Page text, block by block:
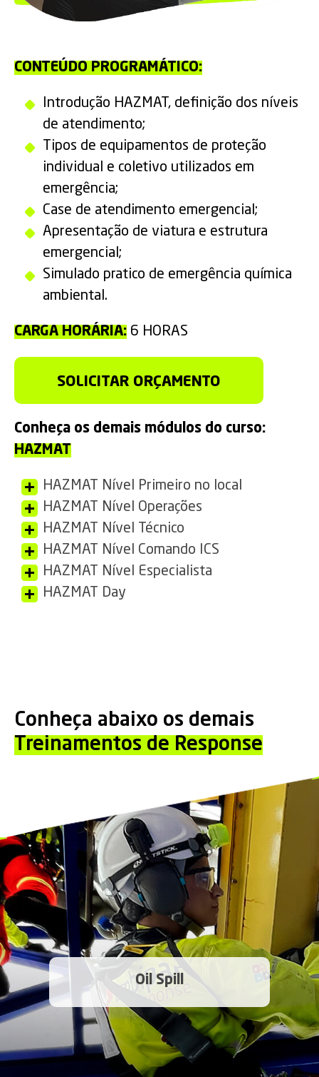
CONTEÚDO PROGRAMÁTICO:
Introdução HAZMAT, definição dos níveis
de atendimento;
Tipos de equipamentos de proteção
individual e coletivo utilizados em
emergência;
Case de atendimento emergencial;
Apresentação de viatura e estrutura
emergencial;
Simulado pratico de emergência química
ambiental.
CARGA HORÁRIA: 6 HORAS
SOLICITAR ORÇAMENTO
Conheça os demais módulos do curso:
HAZMAT
HAZMAT Nível Primeiro no local
HAZMAT Nível Operações
HAZMAT Nível Técnico
HAZMAT Nível Comando ICS
HAZMAT Nível Especialista
HAZMAT Day
Conheça abaixo os demais
Treinamentos de Response
Oil Spill